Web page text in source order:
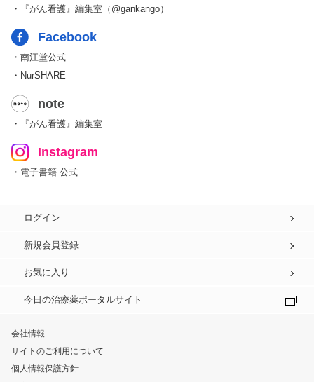
・『がん看護』編集室（@gankango）
Facebook
・南江堂公式
・NurSHARE
note
・『がん看護』編集室
Instagram
・電子書籍 公式
ログイン
新規会員登録
お気に入り
今日の治療薬ポータルサイト
会社情報
サイトのご利用について
個人情報保護方針